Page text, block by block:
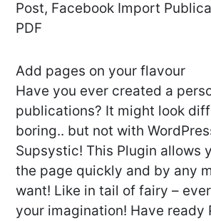
Post, Facebook Import
PDF
Add pages on your flavour
Have you ever created a
publications? It might look
boring.. but not with
Supsystic! This Plugin allows
the page quickly and by any
want! Like in tail of fairy –
your imagination! Have ready